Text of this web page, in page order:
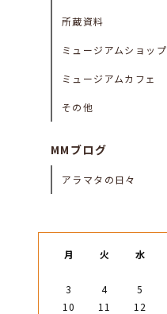
所蔵資料
ミュージアムショップ
ミュージアムカフェ
その他
MMブログ
アラマタの日々
月 火 水
3
4 5
10
11 12